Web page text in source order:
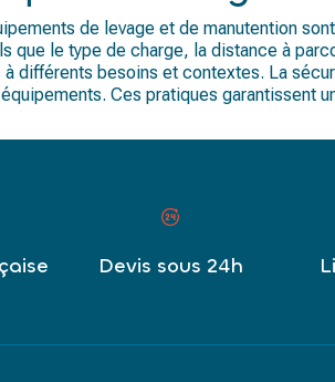
de levage et de manutention
que le type de charge, la distance à
différents besoins et contextes. La
Ces pratiques garantissent
Devis sous 24h